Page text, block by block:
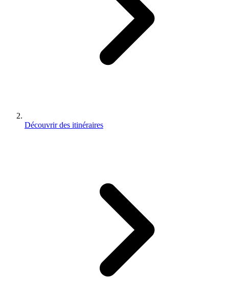
Découvrir des itinéraires